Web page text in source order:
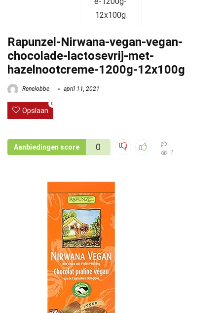
Rapunzel-Nirwana-vegan-vegan-
chocolade-lactosevrij-met-
hazelnootcreme-1200g-12x100g
Renelobbe april 11, 2021
Opslaan
0
Aanbiedingen score 0
1